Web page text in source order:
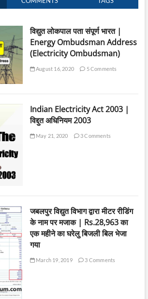
विद्युत लोकपाल पता संपूर्ण भारत |
Energy Ombudsman Address
(Electricity Ombudsman)
August 16, 2020 5 Comments
Indian Electricity Act 2003 |
विद्दुत अधिनियम 2003
May 21, 2020 3 Comments
जबलपुर विद्युत विभाग द्वारा मीटर रीडिंग
के नाम पर मजाक | Rs.28,963 का
एक महीने का घरेलु बिजली बिल भेजा
गया
March 19, 2019 3 Comments